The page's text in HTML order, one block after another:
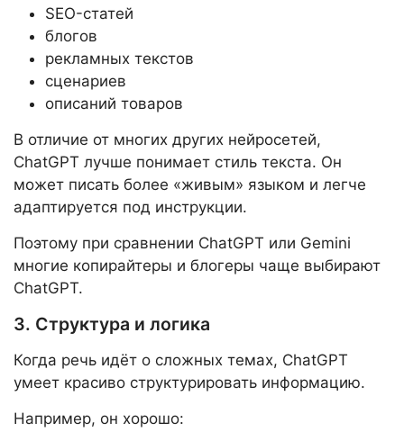
SEO-статей
блогов
рекламных текстов
сценариев
описаний товаров
В отличие от многих других нейросетей,
ChatGPT лучше понимает стиль текста. Он
может писать более «живым» языком и легче
адаптируется под инструкции.
Поэтому при сравнении ChatGPT или Gemini
многие копирайтеры и блогеры чаще выбирают
ChatGPT.
3. Структура и логика
Когда речь идёт о сложных темах, ChatGPT
умеет красиво структурировать информацию.
Например, он хорошо: